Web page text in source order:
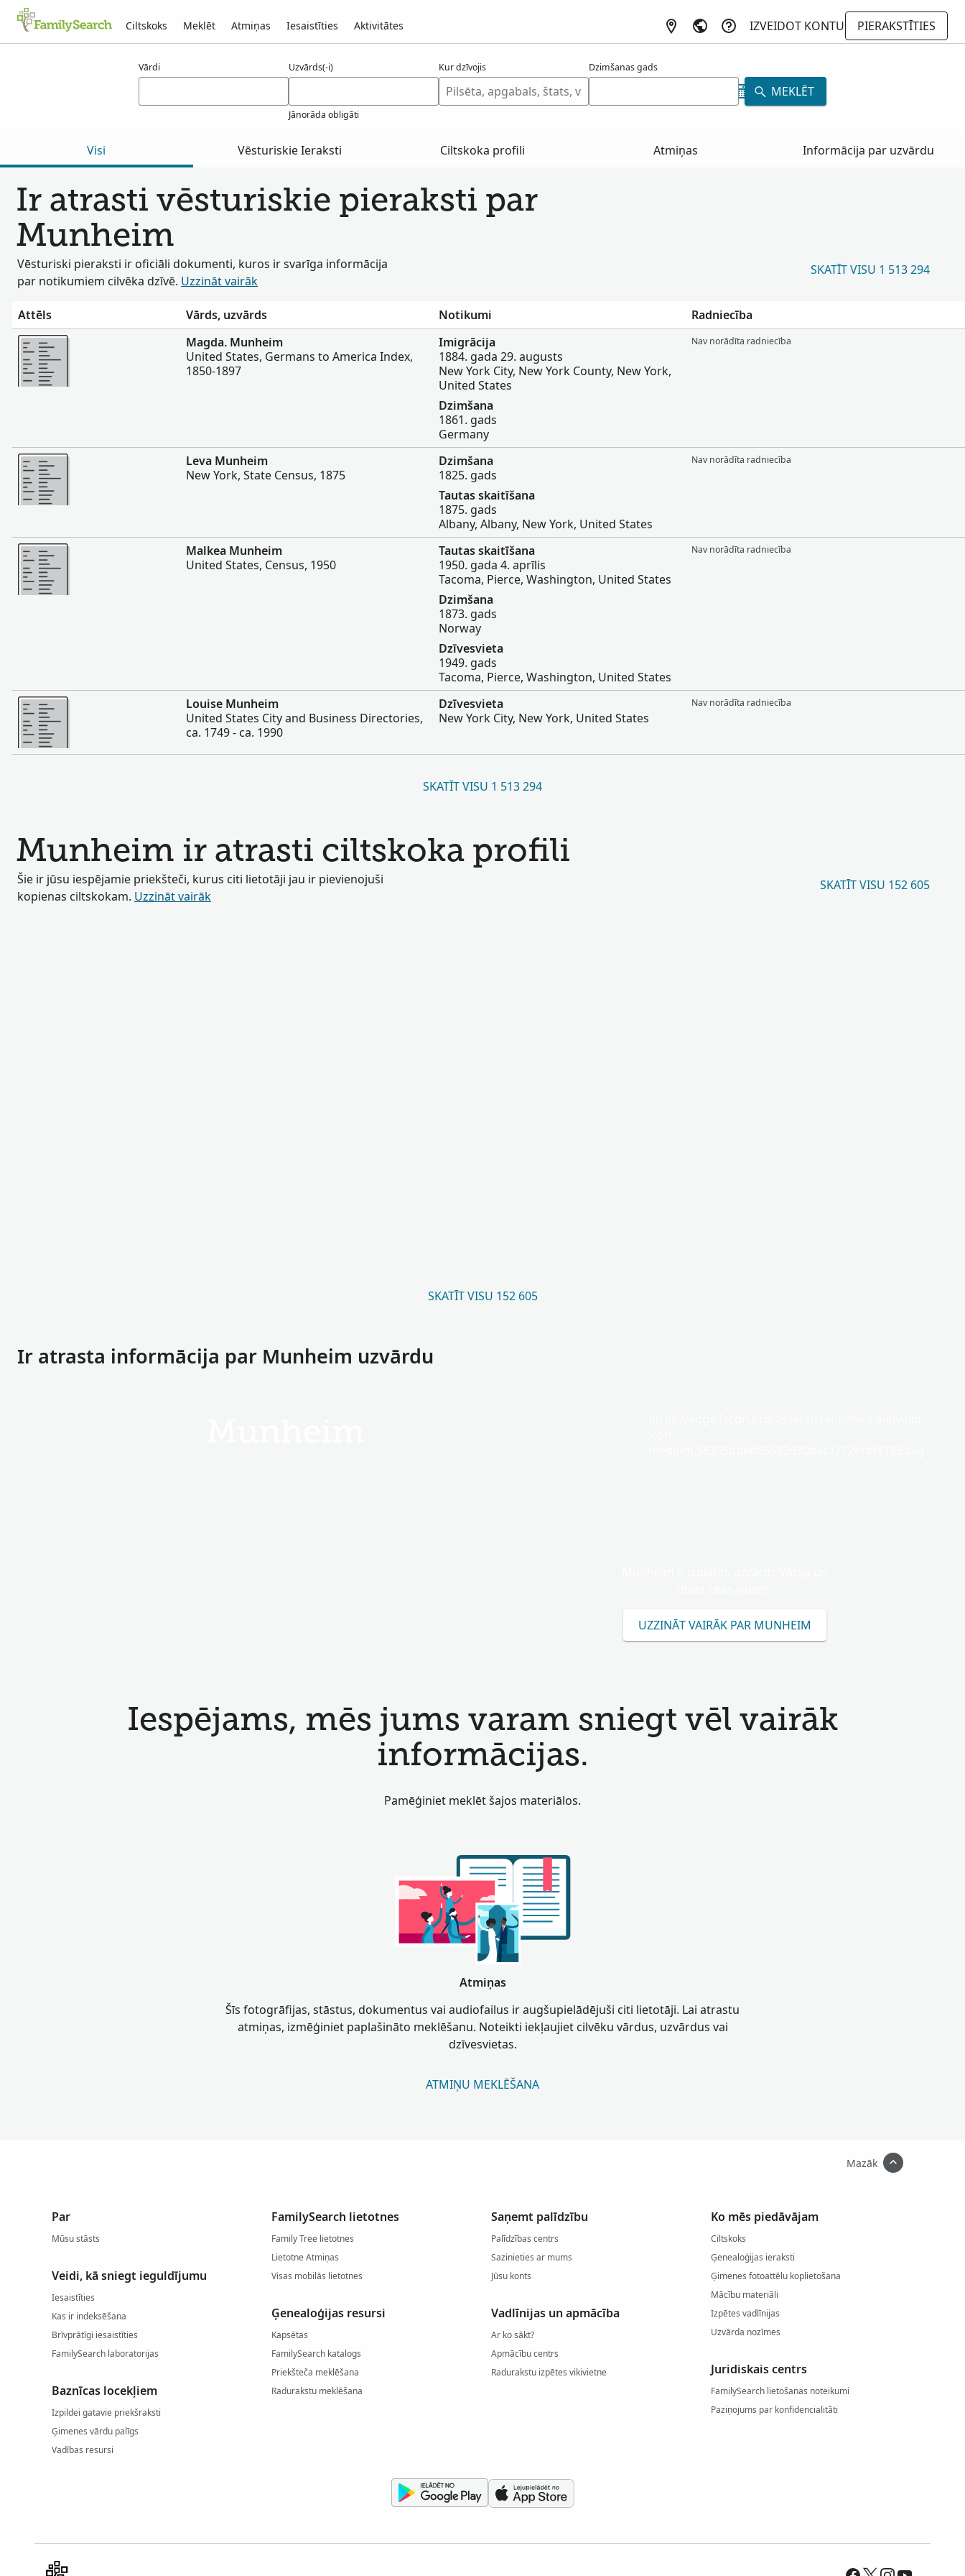
Ciltskoks Meklēt Atmiņas Iesaistīties Aktivitātes IZVEIDOT KONTU
PIERAKSTĪTIES
Vārdi Uzvārds(-i)
Jānorāda obligāti
Kur dzīvojis Dzimšanas gads
MEKLĒT
Visi Vēsturiskie Ieraksti Ciltskoka profili Atmiņas Informācija par uzvārdu
Ir atrasti vēsturiskie pieraksti par
Munheim
Vēsturiski pieraksti ir oficiāli dokumenti, kuros ir svarīga informācija
par notikumiem cilvēka dzīvē. Uzzināt vairāk
SKATĪT VISU 1 513 294
Attēls Vārds, uzvārds Notikumi
Radniecība
Vairāk
Magda. Munheim
United States, Germans to America Index,
1850-1897
Imigrācija
1884. gada 29. augusts
New York City, New York County, New York,
United States
Dzimšana
1861. gads
Germany
Nav norādīta radniecība
Vairāk
Leva Munheim
New York, State Census, 1875
Dzimšana
1825. gads
Tautas skaitīšana
1875. gads
Albany, Albany, New York, United States
Nav norādīta radniecība
Vairāk
Malkea Munheim
United States, Census, 1950
Tautas skaitīšana
1950. gada 4. aprīlis
Tacoma, Pierce, Washington, United States
Dzimšana
1873. gads
Norway
Dzīvesvieta
1949. gads
Tacoma, Pierce, Washington, United States
Nav norādīta radniecība
Vairāk
Louise Munheim
United States City and Business Directories,
ca. 1749 - ca. 1990
Dzīvesvieta
New York City, New York, United States
Nav norādīta radniecība
SKATĪT VISU 1 513 294
Munheim ir atrasti ciltskoka profili
Šie ir jūsu iespējamie priekšteči, kurus citi lietotāji jau ir pievienojuši
kopienas ciltskokam. Uzzināt vairāk
SKATĪT VISU 152 605
SKATĪT VISU 152 605
Ir atrasta informācija par Munheim uzvārdu
UZZINĀT VAIRĀK PAR MUNHEIM
Iespējams, mēs jums varam sniegt vēl vairāk
informācijas.
Pamēģiniet meklēt šajos materiālos.
Atmiņas
Šīs fotogrāfijas, stāstus, dokumentus vai audiofailus ir augšupielādējuši citi lietotāji. Lai atrastu
atmiņas, izmēģiniet paplašināto meklēšanu. Noteikti iekļaujiet cilvēku vārdus, uzvārdus vai
dzīvesvietas.
ATMIŅU MEKLĒŠANA
Mazāk
Par
Mūsu stāsts
Veidi, kā sniegt ieguldījumu
Iesaistīties
Kas ir indeksēšana
Brīvprātīgi iesaistīties
FamilySearch laboratorijas
Baznīcas locekļiem
Izpildei gatavie priekšraksti
Ģimenes vārdu palīgs
Vadības resursi
FamilySearch lietotnes
Family Tree lietotnes
Lietotne Atmiņas
Visas mobilās lietotnes
Ģenealoģijas resursi
Kapsētas
FamilySearch katalogs
Priekšteča meklēšana
Radurakstu meklēšana
Saņemt palīdzību
Palīdzības centrs
Sazinieties ar mums
Jūsu konts
Vadlīnijas un apmācība
Ar ko sākt?
Apmācību centrs
Radurakstu izpētes vikivietne
Ko mēs piedāvājam
Ciltskoks
Ģenealoģijas ieraksti
Ģimenes fotoattēlu koplietošana
Mācību materiāli
Izpētes vadlīnijas
Uzvārda nozīmes
Juridiskais centrs
FamilySearch lietošanas noteikumi
Paziņojums par konfidencialitāti